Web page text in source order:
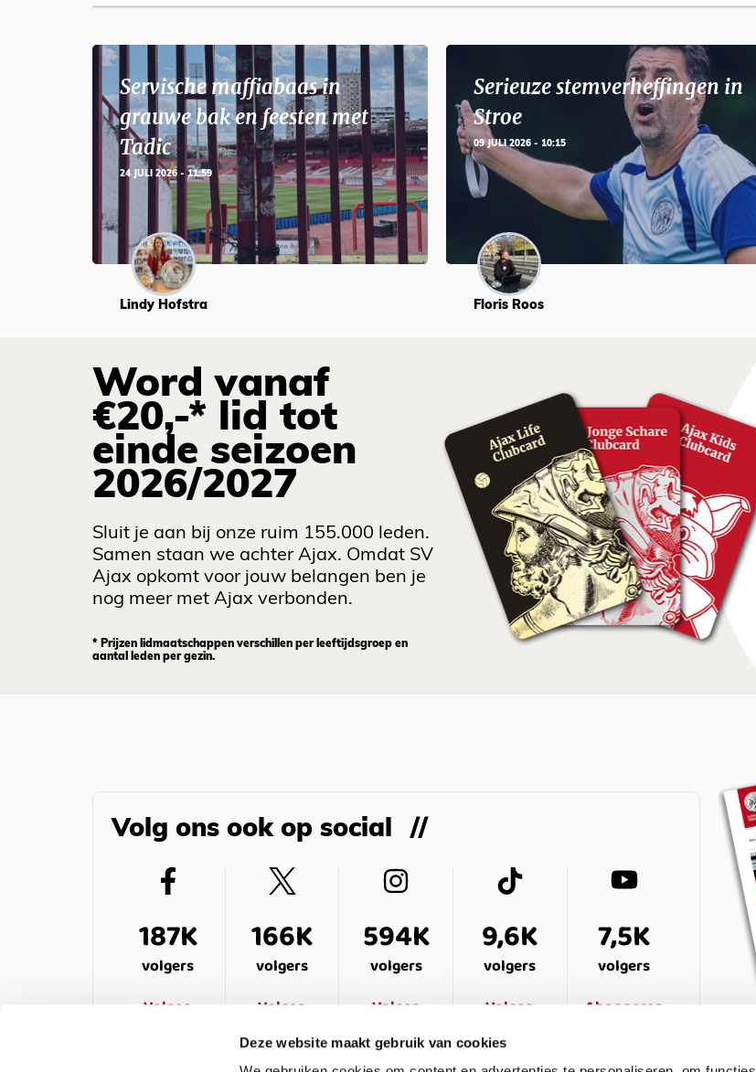
Deze website maakt gebruik van cookies
Servische maffiabaas in
grauwe bak en feesten met
Tadic
24 JULI 2026 - 11:59
Lindy Hofstra
Serieuze stemverheffingen in
Stroe
09 JULI 2026 - 10:15
Floris Roos
Word vanaf
€20,-* lid tot
einde seizoen
2026/2027
Sluit je aan bij onze ruim 155.000 leden.
Samen staan we achter Ajax. Omdat SV
Ajax opkomt voor jouw belangen ben je
nog meer met Ajax verbonden.
* Prijzen lidmaatschappen verschillen per leeftijdsgroep en
aantal leden per gezin.
Volg ons ook op social
187K
volgers
Volgen
166K
volgers
Volgen
594K
volgers
Volgen
9,6K
volgers
Volgen
7,5K
volgers
Abonneren